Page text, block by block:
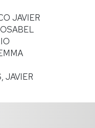
JAVIER
JAVIER